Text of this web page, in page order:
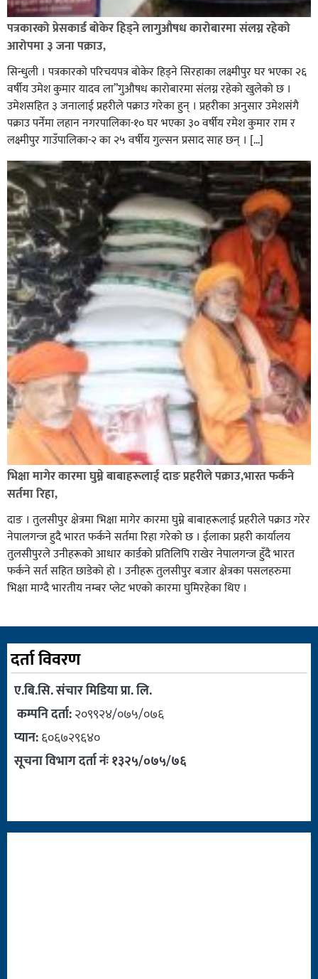
पत्रकारको प्रेसकार्ड बोकेर हिड्ने लागुऔषध कारोबारमा संलग्न रहेको
आरोपमा ३ जना पक्राउ,
सिन्धुली । पत्रकारको परिचयपत्र बोकेर हिड्ने सिरहाका लक्ष्मीपुर घर भएका २६
वर्षीय उमेश कुमार यादव ला”गुऔषध कारोबारमा संलग्न रहेको खुलेको छ ।
उमेशसहित ३ जनालाई प्रहरीले पक्राउ गरेका हुन् । प्रहरीका अनुसार उमेशसंगै
पक्राउ पर्नेमा लहान नगरपालिका-१० घर भएका ३० वर्षीय रमेश कुमार राम र
लक्ष्मीपुर गाउँपालिका-२ का २५ वर्षीय गुल्सन प्रसाद साह छन् । […]
भिक्षा मागेर कारमा घुम्ने बाबाहरूलाई दाङ प्रहरीले पक्राउ,भारत फर्कने
सर्तमा रिहा,
दाङ । तुलसीपुर क्षेत्रमा भिक्षा मागेर कारमा घुम्ने बाबाहरूलाई प्रहरीले पक्राउ गरेर
नेपालगन्ज हुदै भारत फर्कने सर्तमा रिहा गरेको छ । ईलाका प्रहरी कार्यालय
तुलसीपुरले उनीहरूको आधार कार्डको प्रतिलिपि राखेर नेपालगन्ज हुँदै भारत
फर्कने सर्त सहित छाडेको हो । उनीहरू तुलसीपुर बजार क्षेत्रका पसलहरुमा
भिक्षा माग्दै भारतीय नम्बर प्लेट भएको कारमा घुमिरहेका थिए ।
दर्ता विवरण
ए.बि.सि. संचार मिडिया प्रा. लि.
कम्पनि दर्ता:२०९९२४/०७५/०७६
प्यान:६०६७२९६४०
सूचना विभाग दर्ता नंः १३२५/०७५/७६